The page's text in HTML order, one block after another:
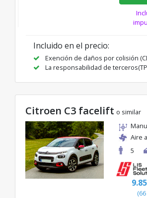
Incluido en el precio:
Exención de daños por colisión
La responsabilidad de
Citroen C3 facelift o similar
Aire
5
9.85